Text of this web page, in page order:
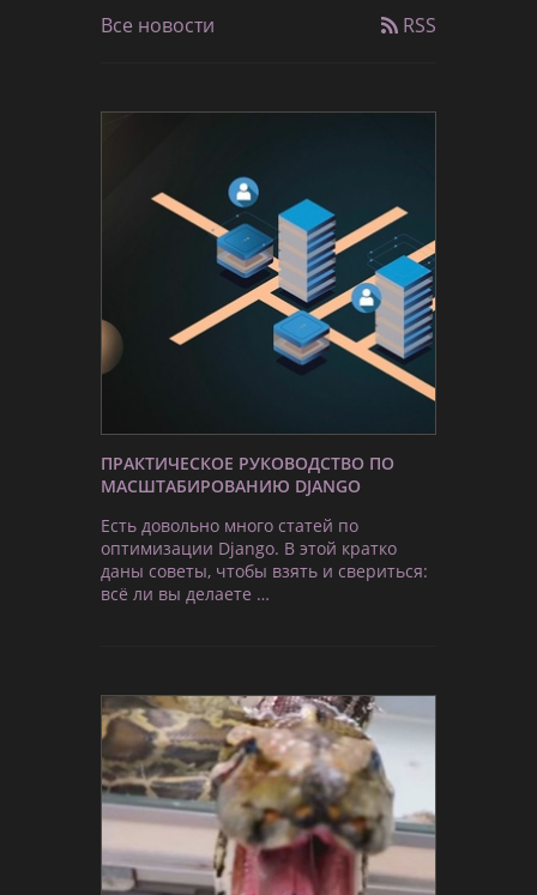
Все новости RSS
ПРАКТИЧЕСКОЕ РУКОВОДСТВО ПО
МАСШТАБИРОВАНИЮ DJANGO
Есть довольно много статей по
оптимизации Django. В этой кратко
даны советы, чтобы взять и свериться:
всё ли вы делаете …